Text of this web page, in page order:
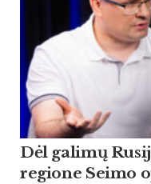
Dėl galimų
regione Seimo